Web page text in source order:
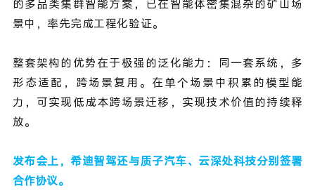
的多品类集群智能方案，已在智能体密集混杂的矿山场
景中，率先完成工程化验证。
整套架构的优势在于极强的泛化能力：同一套系统，多
形态适配，跨场景复用。在单个场景中积累的模型能
力，可实现低成本跨场景迁移，实现技术价值的持续释
放。
发布会上，希迪智驾还与质子汽车、云深处科技分别签署
合作协议。